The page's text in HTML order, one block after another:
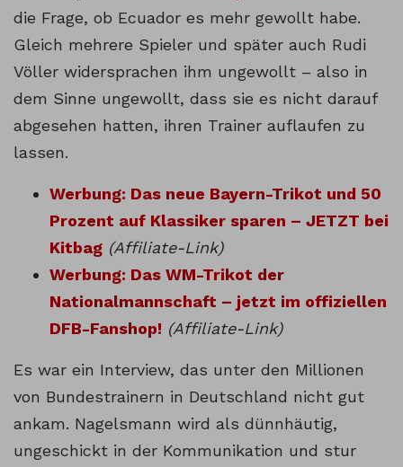
die Frage, ob Ecuador es mehr gewollt habe.
Gleich mehrere Spieler und später auch Rudi
Völler widersprachen ihm ungewollt – also in
dem Sinne ungewollt, dass sie es nicht darauf
abgesehen hatten, ihren Trainer auflaufen zu
lassen.
Werbung: Das neue Bayern-Trikot und 50
Prozent auf Klassiker sparen – JETZT bei
Kitbag (Affiliate-Link)
Werbung: Das WM-Trikot der
Nationalmannschaft – jetzt im offiziellen
DFB-Fanshop! (Affiliate-Link)
Es war ein Interview, das unter den Millionen
von Bundestrainern in Deutschland nicht gut
ankam. Nagelsmann wird als dünnhäutig,
ungeschickt in der Kommunikation und stur